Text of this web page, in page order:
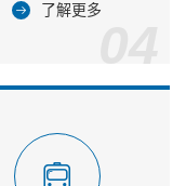
了解更多